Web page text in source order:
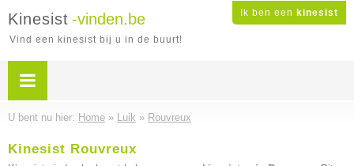
Ik ben een kinesist
Kinesist -vinden.be
Vind een kinesist bij u in de buurt!
U bent nu hier: Home » Luik » Rouvreux
Kinesist Rouvreux